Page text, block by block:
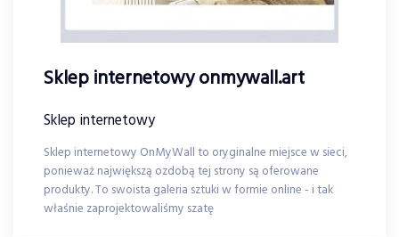
Sklep internetowy onmywall.art
Sklep internetowy
Sklep internetowy OnMyWall to oryginalne miejsce w sieci,
ponieważ największą ozdobą tej strony są oferowane
produkty. To swoista galeria sztuki w formie online - i tak
właśnie zaprojektowaliśmy szatę